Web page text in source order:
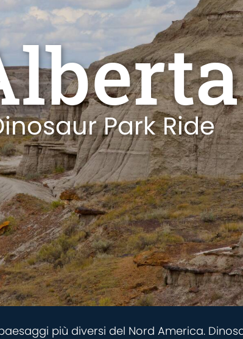
Park Ride
più diversi del Nord America.